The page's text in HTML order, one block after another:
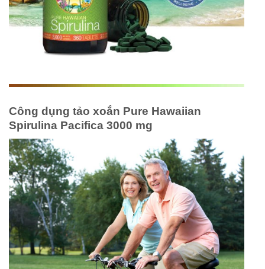
Công dụng tảo xoắn Pure Hawaiian
Spirulina Pacifica 3000 mg